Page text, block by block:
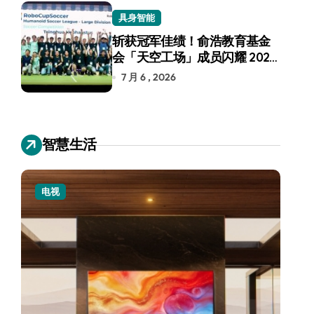
具身智能
斩获冠军佳绩！俞浩教育基金
会「天空工场」成员闪耀 2026
RoboCup 机器人世界杯
7 月 6 , 2026
智慧生活
电视